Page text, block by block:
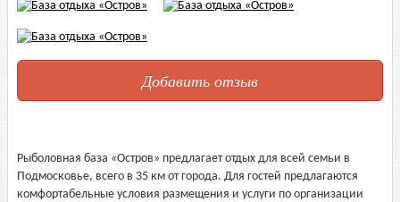
Добавить отзыв
Рыболовная база «Остров» предлагает отдых для всей семьи в
Подмосковье, всего в 35 км от города. Для гостей предлагаются
комфортабельные условия размещения и услуги по организации